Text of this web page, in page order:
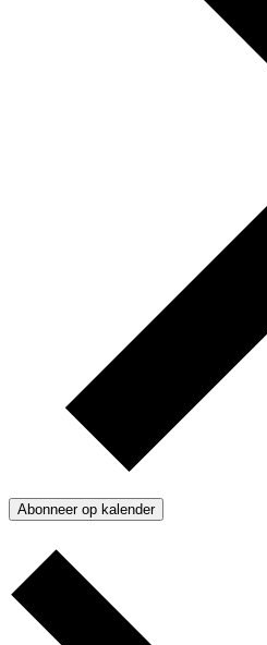
Abonneer op kalender